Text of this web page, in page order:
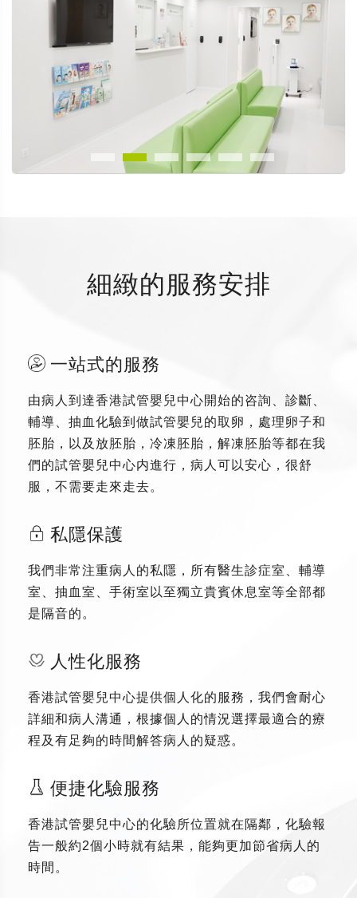
細緻的服務安排
一站式的服務
由病人到達香港試管嬰兒中心開始的咨詢、診斷、
輔導、抽血化驗到做試管嬰兒的取卵，處理卵子和
胚胎，以及放胚胎，冷凍胚胎，解凍胚胎等都在我
們的試管嬰兒中心内進行，病人可以安心，很舒
服，不需要走來走去。
私隱保護
我們非常注重病人的私隱，所有醫生診症室、輔導
室、抽血室、手術室以至獨立貴賓休息室等全部都
是隔音的。
人性化服務
香港試管嬰兒中心提供個人化的服務，我們會耐心
詳細和病人溝通，根據個人的情況選擇最適合的療
程及有足夠的時間解答病人的疑惑。
便捷化驗服務
香港試管嬰兒中心的化驗所位置就在隔鄰，化驗報
告一般約2個小時就有結果，能夠更加節省病人的
時間。